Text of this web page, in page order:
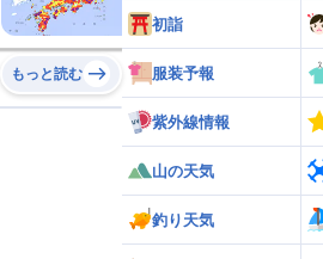
もっと読む
初詣
服装予報
紫外線情報
山の天気
釣り天気